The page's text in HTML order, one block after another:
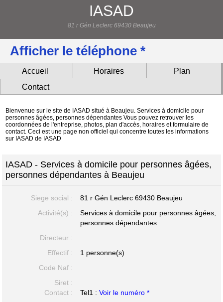
IASAD
81 r Gén Leclerc 69430 Beaujeu
Afficher le téléphone *
Accueil Horaires
Plan
Contact
Bienvenue sur le site de IASAD situé à Beaujeu. Services à domicile pour
personnes âgées, personnes dépendantes Vous pouvez retrouver les
coordonnées de l'entreprise, photos, plan d'accès, horaires et formulaire de
contact. Ceci est une page non officiel qui concentre toutes les informations
sur IASAD de IASAD
IASAD - Services à domicile pour personnes âgées,
personnes dépendantes à Beaujeu
Siege social : 81 r Gén Leclerc69430 Beaujeu
Activité(s) :
Services à domicile pour personnes âgées,
personnes dépendantes
Directeur :
Effectif :
1 personne(s)
Code Naf :
Siret :
Contact :
Tel1 :Voir le numéro *